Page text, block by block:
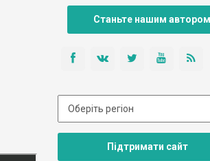
Станьте нашим автором
Підтримати сайт